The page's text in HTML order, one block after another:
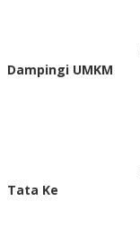
Dampingi UMKM
Tata Ke